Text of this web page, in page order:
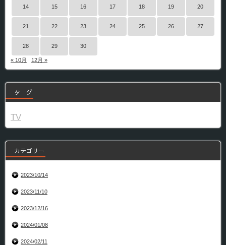
14 15 16 17 18 19 20
21 22 23 24 25 26 27
28 29 30
« 10月 12月 »
タ グ
TV
カテゴリー
2023/10/14
2023/11/10
2023/12/16
2024/01/08
2024/02/11